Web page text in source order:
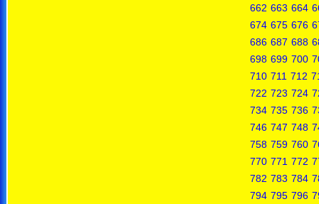
662 663 664
674 675 676
686 687 688
698 699 700
710 711 712
722 723 724
734 735 736
746 747 748
758 759 760
770 771 772
782 783 784
794 795 796